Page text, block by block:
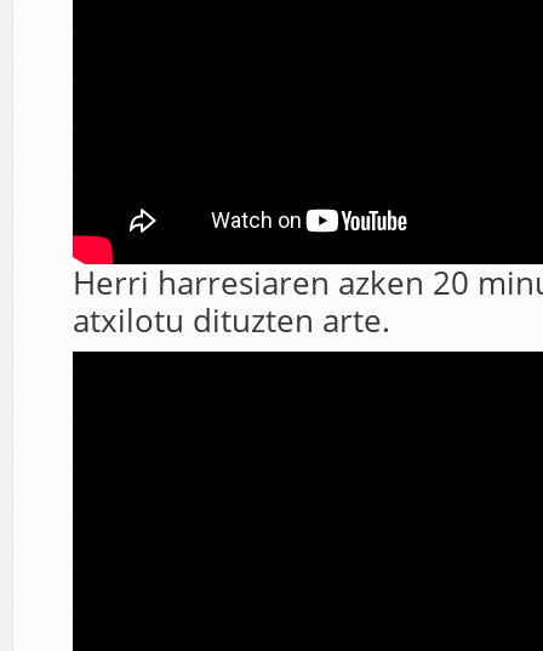
Herri harresiaren azken 20
atxilotu dituzten arte.